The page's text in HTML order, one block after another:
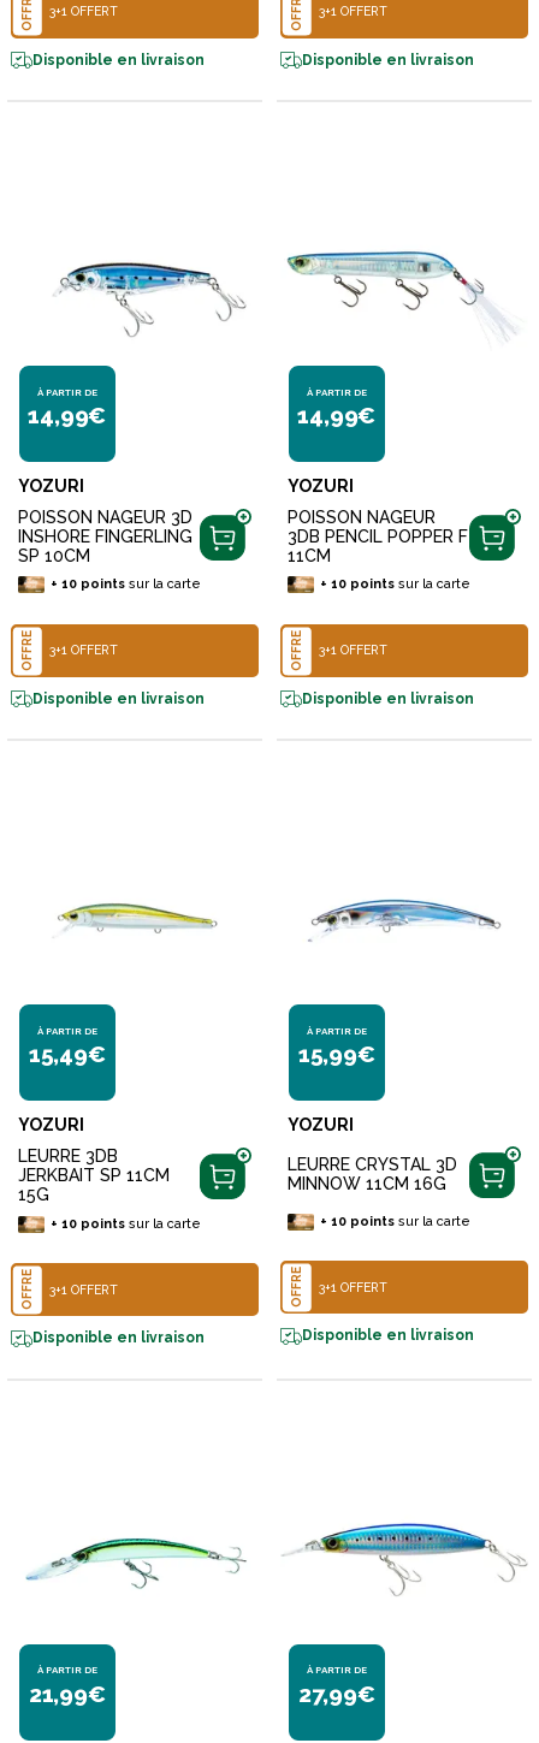
OFFRE 3+1 OFFERT
Disponible en livraison
OFFRE 3+1 OFFERT
Disponible en livraison
À PARTIR DE
14,99€
YOZURI
POISSON NAGEUR 3D
INSHORE FINGERLING
SP 10CM
+ 10pointssur la carte
OFFRE 3+1 OFFERT
Disponible en livraison
À PARTIR DE
14,99€
YOZURI
POISSON NAGEUR
3DB PENCIL POPPER F
11CM
+ 10pointssur la carte
OFFRE 3+1 OFFERT
Disponible en livraison
À PARTIR DE
15,49€
YOZURI
LEURRE 3DB
JERKBAIT SP 11CM
15G
+ 10pointssur la carte
OFFRE 3+1 OFFERT
Disponible en livraison
À PARTIR DE
15,99€
YOZURI
LEURRE CRYSTAL 3D
MINNOW 11CM 16G
+ 10pointssur la carte
OFFRE 3+1 OFFERT
Disponible en livraison
À PARTIR DE
21,99€
À PARTIR DE
27,99€